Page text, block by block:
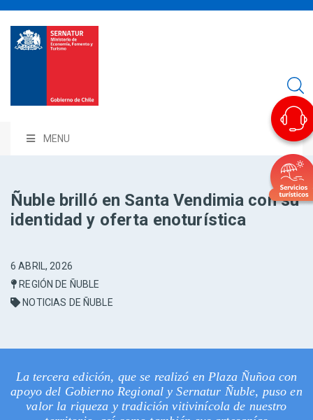
MENU
Ñuble brilló en Santa Vendimia con su
identidad y oferta enoturística
6 ABRIL, 2026
REGIÓN DE ÑUBLE
NOTICIAS DE ÑUBLE
La tercera edición, que se realizó en Plaza Ñuñoa con
apoyo del Gobierno Regional y Sernatur Ñuble, puso en
valor la riqueza y tradición vitivinícola de nuestro